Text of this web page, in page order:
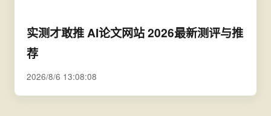
实测才敢推 AI论文网站 2026最新测评与推
荐
2026/8/6 13:08:08